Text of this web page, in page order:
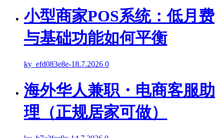
小型商家POS系统：低月费
与基础功能如何平衡
ky_efd083e8e-18.7.2026 0
海外华人兼职・电商客服助
理（正规居家可做）